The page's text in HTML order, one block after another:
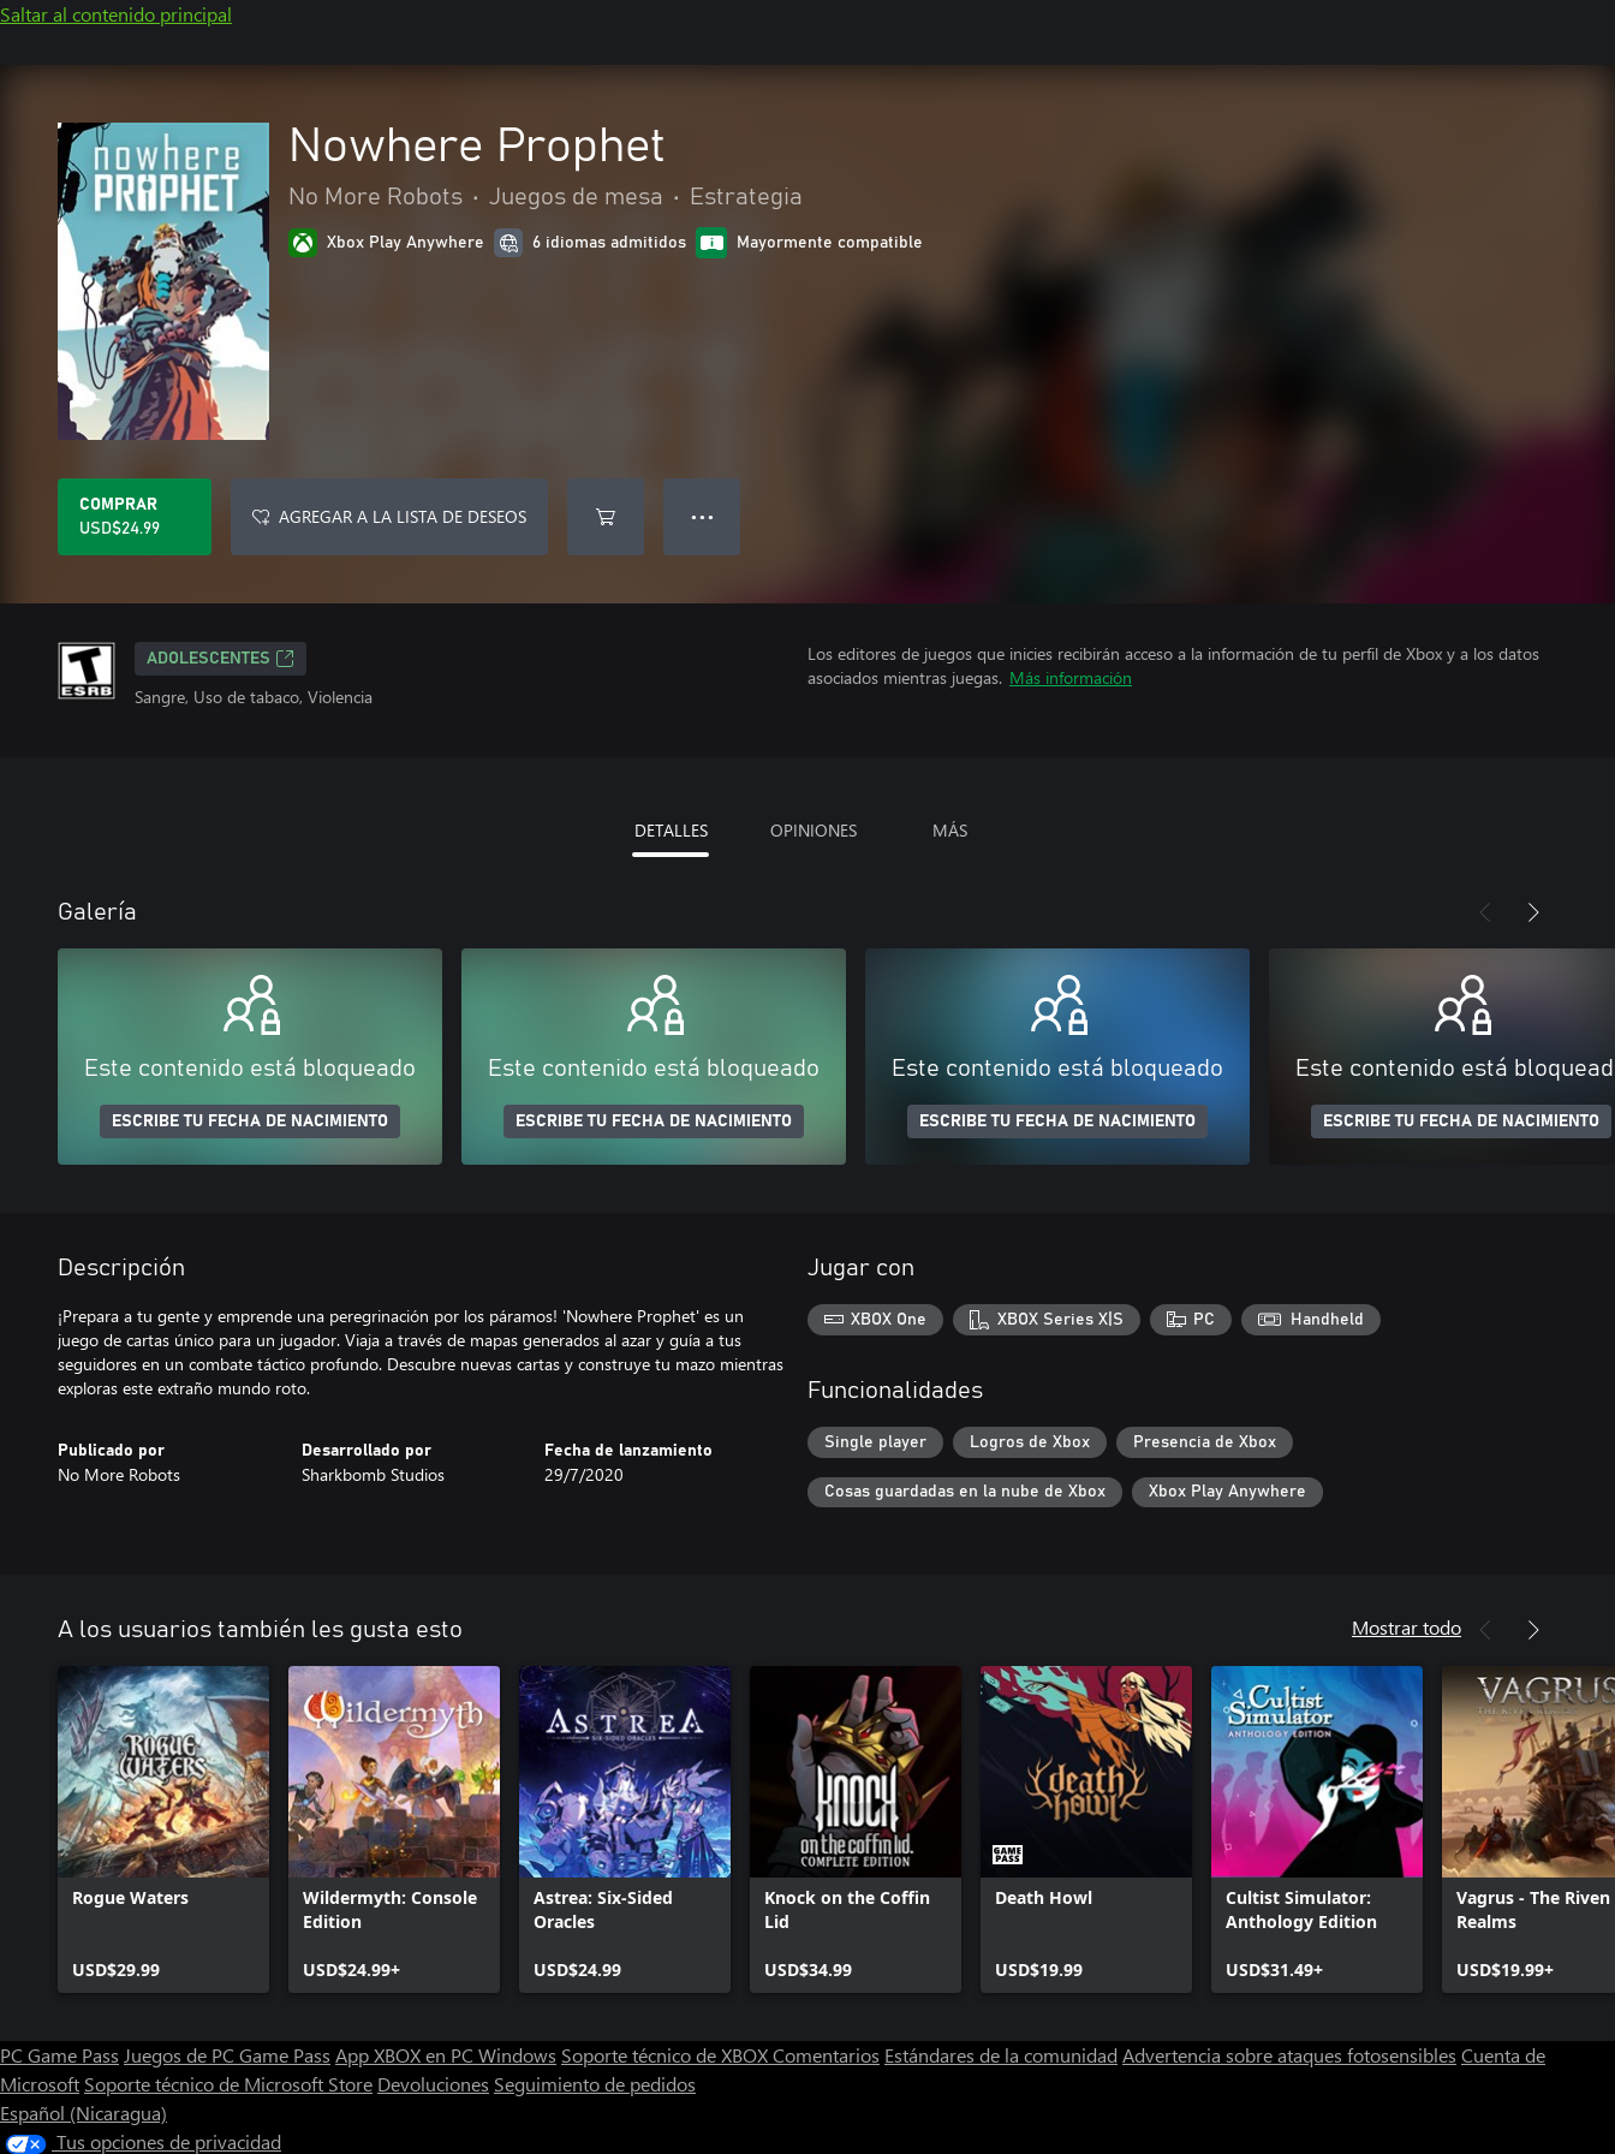
Saltar al contenido principal
Nowhere Prophet
No More Robots • Juegos de mesa • Estrategia
Xbox Play Anywhere 6 idiomas admitidos Mayormente compatible
COMPRAR
USD$24.99
AGREGAR A LA LISTA DE DESEOS ● ● ●
ADOLESCENTES
Sangre, Uso de tabaco, Violencia
Los editores de juegos que inicies recibirán acceso a la información de tu perfil de Xbox y a los datos
asociados mientras juegas. Más información
DETALLES OPINIONES MÁS
Galería
Este contenido está bloqueado
ESCRIBE TU FECHA DE NACIMIENTO
Este contenido está bloqueado
ESCRIBE TU FECHA DE NACIMIENTO
Este contenido está bloqueado
ESCRIBE TU FECHA DE NACIMIENTO
Este contenido está
ESCRIBE TU FECHA DE NACIMIENTO
Descripción
¡Prepara a tu gente y emprende una peregrinación por los páramos! 'Nowhere Prophet' es un
juego de cartas único para un jugador. Viaja a través de mapas generados al azar y guía a tus
seguidores en un combate táctico profundo. Descubre nuevas cartas y construye tu mazo mientras
exploras este extraño mundo roto.
Publicado por
No More Robots
Desarrollado por
Sharkbomb Studios
Fecha de lanzamiento
29/7/2020
Jugar con
XBOX One XBOX Series X|S PC Handheld
Funcionalidades
Single player Logros de Xbox Presencia de Xbox
Cosas guardadas en la nube de Xbox Xbox Play Anywhere
A los usuarios también les gusta esto Mostrar todo
Rogue Waters
USD$29.99
Wildermyth: Console
Edition
USD$24.99+
Astrea: Six-Sided
Oracles
USD$24.99
Knock on the Coffin
Lid
USD$34.99
Death Howl
USD$19.99
Cultist Simulator:
Anthology Edition
USD$31.49+
Vagrus - The Riven
Realms
USD$19.99+
PC Game Pass Juegos de PC Game Pass App XBOX en PC Windows Soporte técnico de XBOXComentarios Estándares de la comunidad Advertencia sobre ataques fotosensibles Cuenta de
Microsoft Soporte técnico de Microsoft Store Devoluciones Seguimiento de pedidos
Español (Nicaragua)
Tus opciones de privacidad